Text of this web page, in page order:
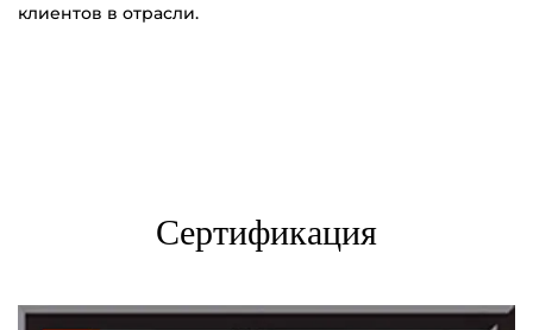
клиентов в отрасли.
Сертификация